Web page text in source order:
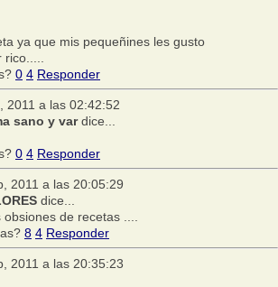
ya que mis pequeñines les gusto
0 4 Responder
2011 a las 02:42:52
sano y vardice...
0 4 Responder
2011 a las 20:05:29
dice...
de recetas ....
8 4 Responder
2011 a las 20:35:23